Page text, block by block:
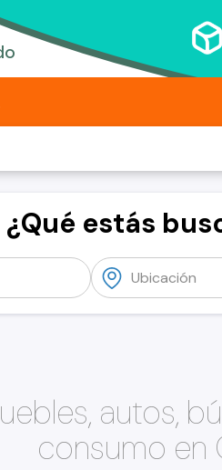
¿Qué estás
autos,
consumo en